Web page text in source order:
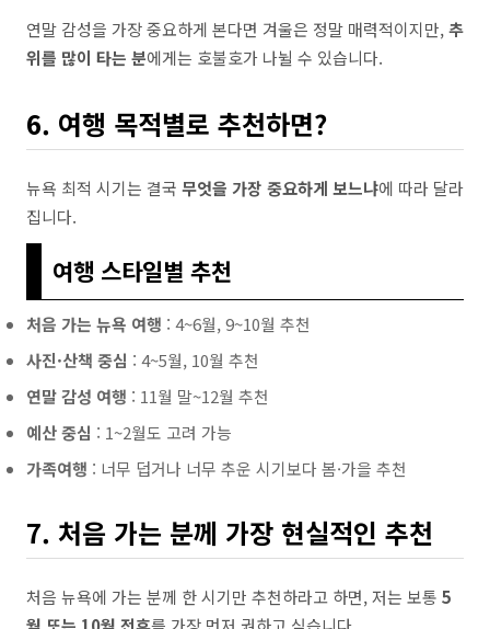
연말 감성을 가장 중요하게 본다면 겨울은 정말 매력적이지만,추
위를 많이 타는 분에게는 호불호가 나뉠 수 있습니다.
6. 여행 목적별로 추천하면?
뉴욕 최적 시기는 결국 무엇을 가장 중요하게 보느냐에 따라 달라
집니다.
여행 스타일별 추천
처음 가는 뉴욕 여행 : 4~6월, 9~10월 추천
사진·산책 중심 : 4~5월, 10월 추천
연말 감성 여행 : 11월 말~12월 추천
예산 중심 : 1~2월도 고려 가능
가족여행 : 너무 덥거나 너무 추운 시기보다 봄·가을 추천
7. 처음 가는 분께 가장 현실적인 추천
처음 뉴욕에 가는 분께 한 시기만 추천하라고 하면, 저는 보통 5